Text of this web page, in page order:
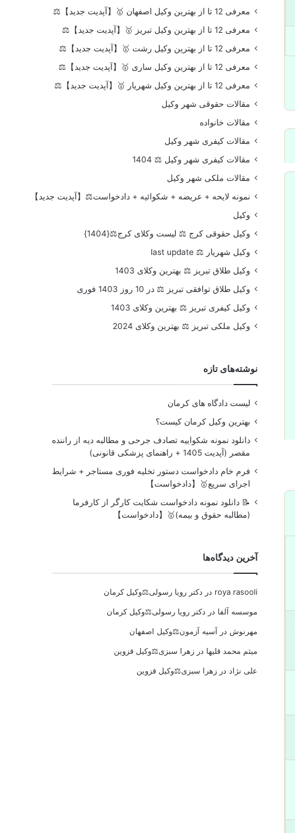
معرفی 12 تا از بهترین وکیل اصفهان 🥇【آپدیت جدید】⚖️
معرفی 12 تا از بهترین وکیل تبریز 🥇【آپدیت جدید】⚖️
معرفی 12 تا از بهترین وکیل رشت 🥇【آپدیت جدید】⚖️
معرفی 12 تا از بهترین وکیل ساری 🥇【آپدیت جدید】⚖️
معرفی 12 تا از بهترین وکیل شهریار 🥇【آپدیت جدید】⚖️
مقالات حقوقی شهر وکیل
مقالات خانواده
مقالات کیفری شهر وکیل
مقالات کیفری شهر وکیل ⚖️ 1404
مقالات ملکی شهر وکیل
نمونه لایحه + عریضه + شکوائیه + دادخواست⚖️【آپدیت جدید】
وکیل
وکیل حقوقی کرج ⚖️ لیست وکلای کرج⚖️{1404}
وکیل شهریار ⚖️ last update
وکیل طلاق تبریز ⚖️ بهترین وکلای 1403
وکیل طلاق توافقی تبریز ⚖️ در 10 روز 1403 فوری
وکیل کیفری تبریز ⚖️ بهترین وکلای 1403
وکیل ملکی تبریز ⚖️ بهترین وکلای 2024
نوشته‌های تازه
لیست دادگاه های کرمان
بهترین وکیل کرمان کیست؟
دانلود نمونه شکواییه تصادف جرحی و مطالبه دیه از راننده
مقصر (آپدیت 1405 + راهنمای پزشکی قانونی)
فرم خام دادخواست دستور تخلیه فوری مستاجر + شرایط
اجرای سریع🥇【دادخواست】
📝 دانلود نمونه دادخواست شکایت کارگر از کارفرما
(مطالبه حقوق و بیمه)🥇【دادخواست】
آخرین دیدگاه‌ها
roya rasooli در دکتر رویا رسولی⚖️وکیل کرمان
موسسه آلفا در دکتر رویا رسولی⚖️وکیل کرمان
مهرنوش در آسیه آزمون⚖️وکیل اصفهان
میثم محمد قلیها درزهرا سبزی⚖️وکیل قزوین
علی نژاد درزهرا سبزی⚖️وکیل قزوین